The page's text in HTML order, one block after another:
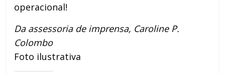
operacional!
Da assessoria de imprensa, Caroline P.
Colombo
Foto ilustrativa